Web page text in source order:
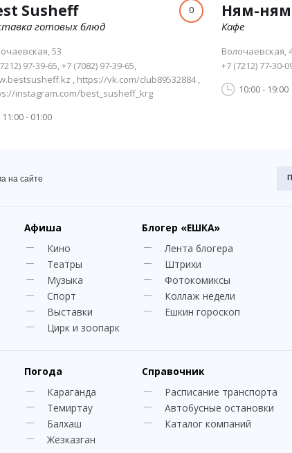
Susheff
готовых блюд
53
97-39-65, +7 (7082) 97-39-65,
, https://vk.com/club89532884 ,
instagram.com/best_susheff_krg
11:00 - 01:00
0 Ням-ням
Кафе
Волочаевская,
+7 (7212) 77-30-
10:00 - 19:00
на сайте
Афиша
Кино
Театры
Музыка
Спорт
Выставки
Цирк и зоопарк
Блогер «ЕШКА»
Лента блогера
Штрихи
Фотокомиксы
Коллаж недели
Ешкин гороскоп
Погода
Караганда
Темиртау
Балхаш
Жезказган
Справочник
Расписание транспорта
Автобусные остановки
Каталог компаний